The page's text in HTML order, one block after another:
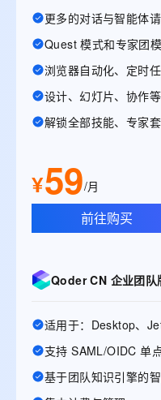
更多的对话与智能体
Quest 模式和专家团
浏览器自动化、定时
设计、幻灯片、协作
解锁全部技能、专家
¥59/月
前往购买
Qoder CN 企业团
基于团队知识引擎的